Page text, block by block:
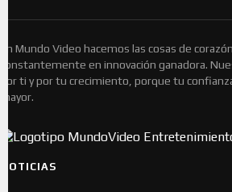
En Mundo Video hacemos las cosas de
constantemente en innovación ganadora.
por ti y por tu crecimiento, porque tu
mayor.
NOTICIAS